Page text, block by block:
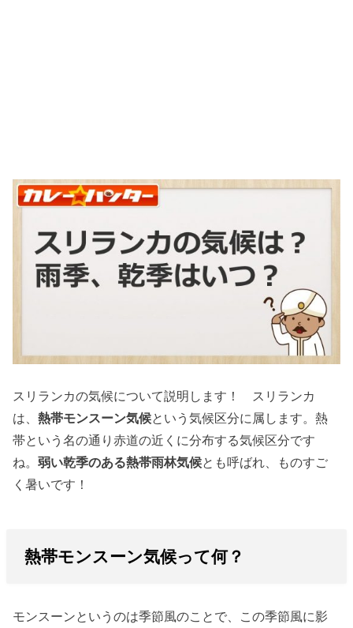
スリランカの気候について説明します！ スリランカ
は、熱帯モンスーン気候という気候区分に属します。熱
帯という名の通り赤道の近くに分布する気候区分です
ね。弱い乾季のある熱帯雨林気候とも呼ばれ、ものすご
く暑いです！
熱帯モンスーン気候って何？
モンスーンというのは季節風のことで、この季節風に影